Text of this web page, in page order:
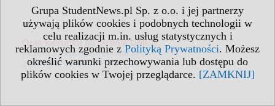
Grupa StudentNews.pl Sp. z o.o. i jej partnerzy
używają plików cookies i podobnych technologii w
celu realizacji m.in. usług statystycznych i
reklamowych zgodnie z Polityką Prywatności. Możesz
określić warunki przechowywania lub dostępu do
plików cookies w Twojej przeglądarce. [ZAMKNIJ]
Opis kierunku na stronie UMCS:
irk.umcs.pl/pl/offer/rekrutacja-24-
25/programme/EKO_FIR_S1